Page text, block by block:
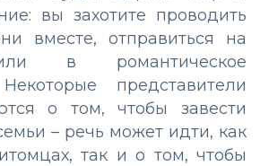
вы захотите проводить
вместе, отправиться на
в романтическое
представители
о том, чтобы завести
– речь может идти, как
так и о том, чтобы